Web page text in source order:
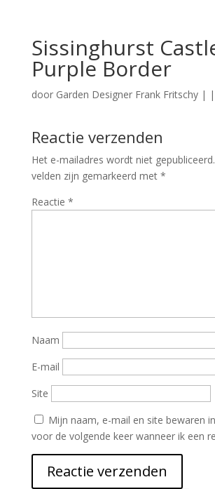
Sissinghurst
Purple Border
door Garden Designer Frank Fritschy| |
Reactie verzenden
Het e-mailadres wordt niet gepubliceerd.
velden zijn gemarkeerd met *
Reactie *
Naam
E-mail
Site
Mijn naam, e-mail en site bewaren
voor de volgende keer wanneer ik een